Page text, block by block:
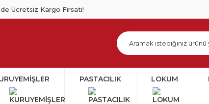
Ücretsiz Kargo Fırsatı!
PASTACILIK LOKUM